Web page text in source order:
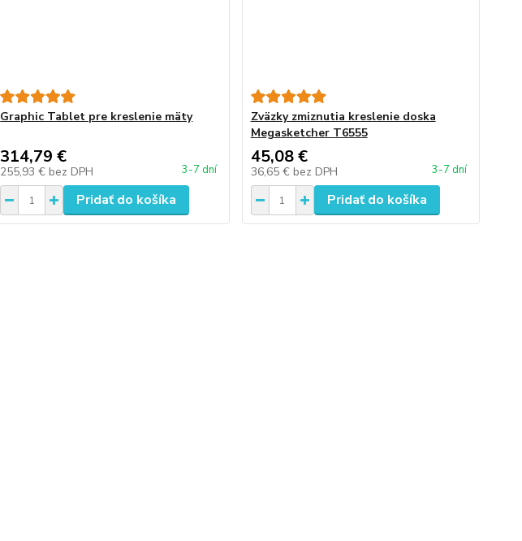
Graphic Tablet pre kreslenie mäty
314,79 €
255,93 € bez DPH 3-7 dní
Pridať do košíka
Zväzky zmiznutia kreslenie doska
Megasketcher T6555
45,08 €
36,65 € bez DPH 3-7 dní
Pridať do košíka